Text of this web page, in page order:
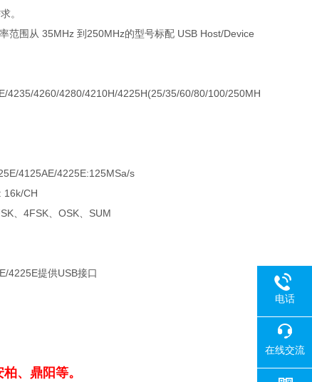
。
范围从 35MHz 到250MHz的型号标配 USB Host/Device
4235/4260/4280/4210H/4225H(25/35/60/80/100/250MH
4125AE/4225E:125MSa/s
16k/CH
、4FSK、OSK、SUM
4225E提供USB接口
、鼎阳等。
电话
在线交流